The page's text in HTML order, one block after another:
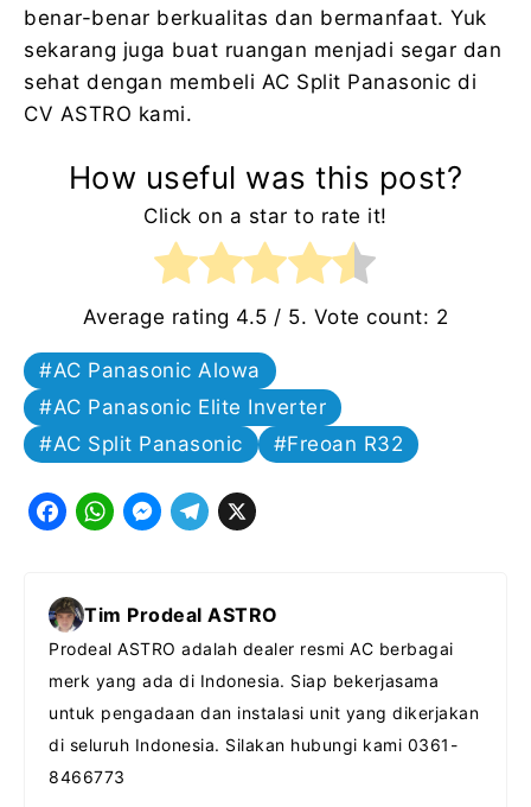
benar-benar berkualitas dan bermanfaat. Yuk
sekarang juga buat ruangan menjadi segar dan
sehat dengan membeli AC Split Panasonic di
CV ASTRO kami.
How useful was this post?
Click on a star to rate it!
Average rating 4.5 / 5. Vote count: 2
AC Panasonic Alowa
AC Panasonic Elite Inverter
AC Split Panasonic
Freoan R32
F
c
e
b
o
o
k
W
a
t
s
A
p
p
M
s
e
n
g
T
e
g
r
a
X
Tim Prodeal ASTRO
Prodeal ASTRO adalah dealer resmi AC berbagai
merk yang ada di Indonesia. Siap bekerjasama
untuk pengadaan dan instalasi unit yang dikerjakan
di seluruh Indonesia. Silakan hubungi kami 0361-
8466773